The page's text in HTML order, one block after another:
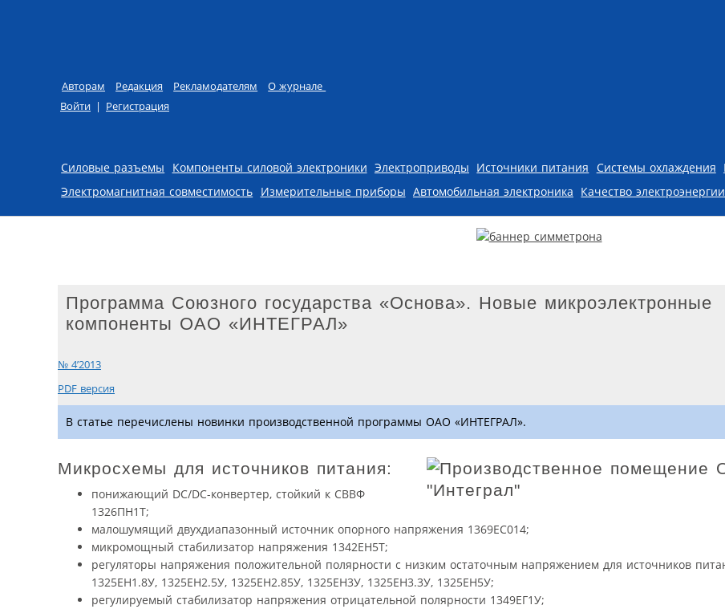
Авторам Редакция Рекламодателям
О журнале
Войти | Регистрация
Skip to content
Силовые разъемы Компоненты силовой электроники Электроприводы Источники питания Системы охлаждения
Электромагнитная совместимость Измерительные приборы Автомобильная электроника Качество электроэнергии
Программа Союзного государства «Основа». Новые микроэлектронные
компоненты ОАО «ИНТЕГРАЛ»
№ 4’2013
PDF версия
В статье перечислены новинки производственной программы ОАО «ИНТЕГРАЛ».
Микросхемы для источников питания:
понижающий DC/DC-конвертер, стойкий к СВВФ
1326ПН1Т;
малошумящий двухдиапазонный источник опорного напряжения 1369ЕС014;
микромощный стабилизатор напряжения 1342ЕН5Т;
регуляторы напряжения положительной полярности с низким остаточным напряжением для источников
1325ЕН1.8У, 1325ЕН2.5У, 1325ЕН2.85У, 1325ЕН3У, 1325ЕН3.3У, 1325ЕН5У;
регулируемый стабилизатор напряжения отрицательной полярности 1349ЕГ1У;